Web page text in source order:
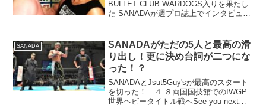
BULLET CLUB WARDOGS入りを果たし
た SANADAが週プロ誌上でインタビュー
い内容です。SANADAに限らず、...
SANADA
SANADAがただの5人と最高の滑
り出し！更に決め台詞が二つにな
った！？
SANADAとJsut5Guy'sが最高のスタート
を切った！ ４.８両国国技館でのIWGP
世界ヘビータイトル戦へSee you next